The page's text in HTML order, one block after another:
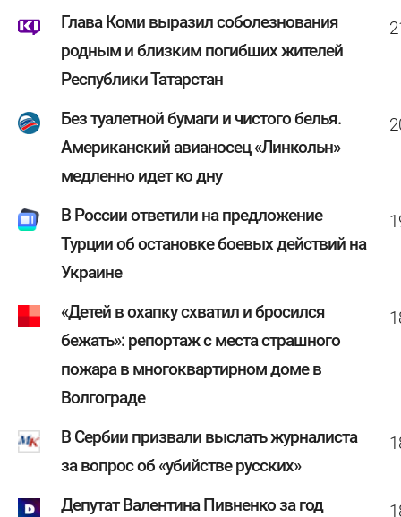
Глава Коми выразил соболезнования
родным и близким погибших жителей
Республики Татарстан
Без туалетной бумаги и чистого белья.
Американский авианосец «Линкольн»
медленно идет ко дну
В России ответили на предложение
Турции об остановке боевых действий на
Украине
«Детей в охапку схватил и бросился
бежать»: репортаж с места страшного
пожара в многоквартирном доме в
Волгограде
В Сербии призвали выслать журналиста
за вопрос об «убийстве русских»
Депутат Валентина Пивненко за год